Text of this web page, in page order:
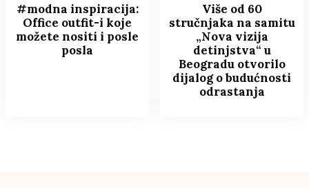
#modna inspiracija:
Office outfit-i koje
možete nositi i posle
posla
Više od 60
stručnjaka na samitu
„Nova vizija
detinjstva“ u
Beogradu otvorilo
dijalog o budućnosti
odrastanja